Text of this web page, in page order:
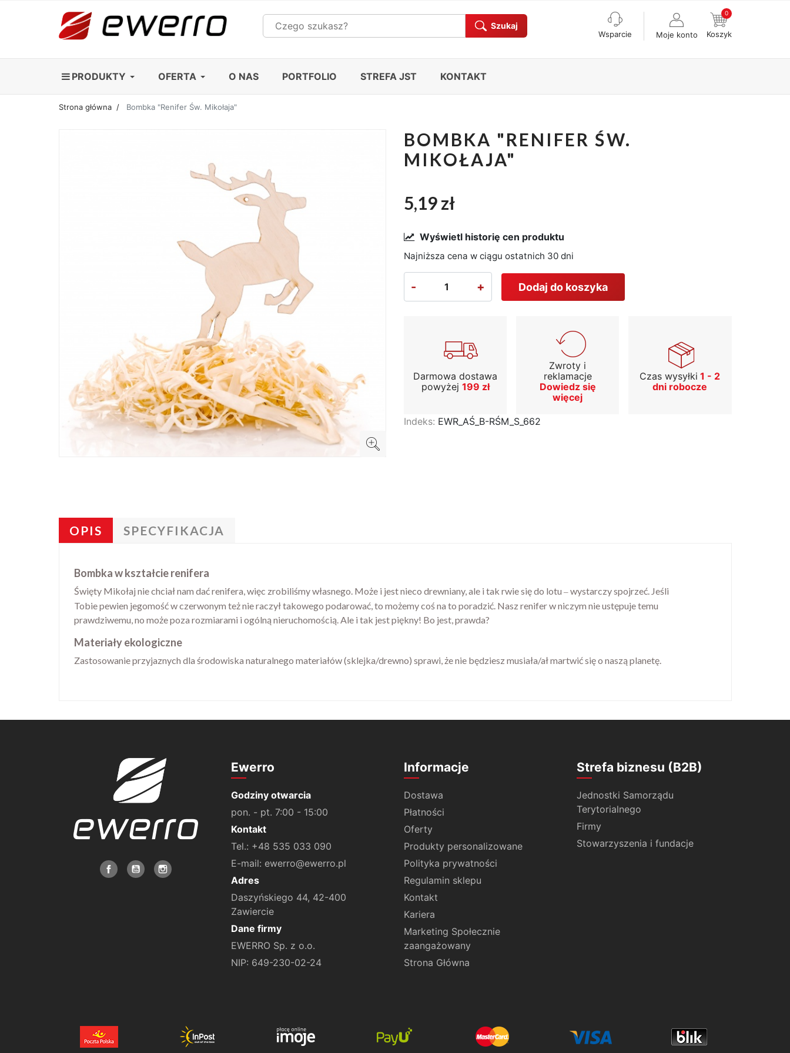
Szukaj
Wsparcie Moje konto Koszyk
0
PRODUKTY OFERTA O NAS PORTFOLIO STREFA JST KONTAKT
Strona główna Bombka "Renifer Św. Mikołaja"
BOMBKA "RENIFER ŚW.
MIKOŁAJA"
5,19 zł
Wyświetl historię cen produktu
Najniższa cena w ciągu ostatnich 30 dni
- + Dodaj do koszyka
Darmowa dostawa
powyżej 199 zł
Zwroty i
reklamacje
Dowiedz się
więcej
Czas wysyłki 1 - 2
dni robocze
Indeks: EWR_AŚ_B-RŚM_S_662
OPIS SPECYFIKACJA
Bombka w kształcie renifera
Święty Mikołaj nie chciał nam dać renifera, więc zrobiliśmy własnego. Może i jest nieco drewniany, ale i tak rwie się do lotu –wystarczy spojrzeć. Jeśli
Tobie pewien jegomość w czerwonym też nie raczył takowego podarować, to możemy coś na to poradzić. Nasz renifer w niczym nie ustępuje temu
prawdziwemu, no może poza rozmiarami i ogólną nieruchomością. Ale i tak jest piękny! Bo jest, prawda?
Materiały ekologiczne
Zastosowanie przyjaznych dla środowiska naturalnego materiałów (sklejka/drewno) sprawi, że nie będziesz musiała/ał martwić się o naszą planetę.
Ewerro
Godziny otwarcia
pon. - pt. 7:00 - 15:00
Kontakt
Tel.: +48 535 033 090
E-mail: ewerro@ewerro.pl
Adres
Daszyńskiego 44, 42-400
Zawiercie
Dane firmy
EWERRO Sp. z o.o.
NIP: 649-230-02-24
Informacje
Dostawa
Płatności
Oferty
Produkty personalizowane
Polityka prywatności
Regulamin sklepu
Kontakt
Kariera
Marketing Społecznie
zaangażowany
Strona Główna
Strefa biznesu (B2B)
Jednostki Samorządu
Terytorialnego
Firmy
Stowarzyszenia i fundacje